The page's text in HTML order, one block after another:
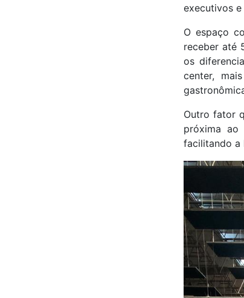
executivos
O espaço
receber até
os
center,
Outro fator
próxima ao
facilitando a